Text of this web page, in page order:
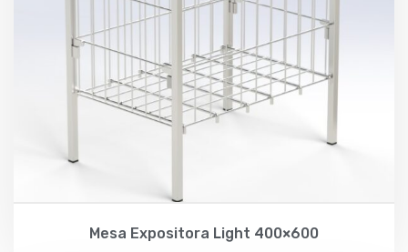
Mesa Expositora Light 400×600